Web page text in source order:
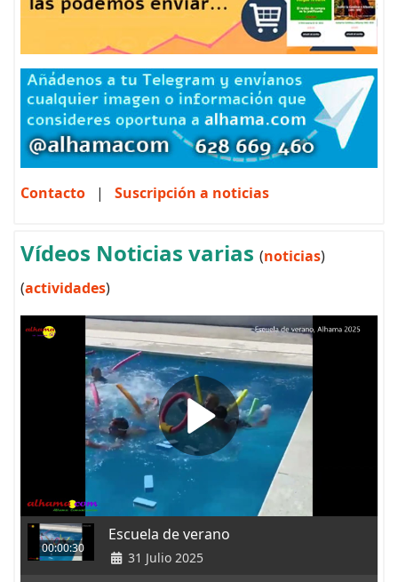
Contacto | Suscripción a noticias
Vídeos Noticias varias (noticias)
(actividades)
00:00:30
Escuela de verano
31 Julio 2025